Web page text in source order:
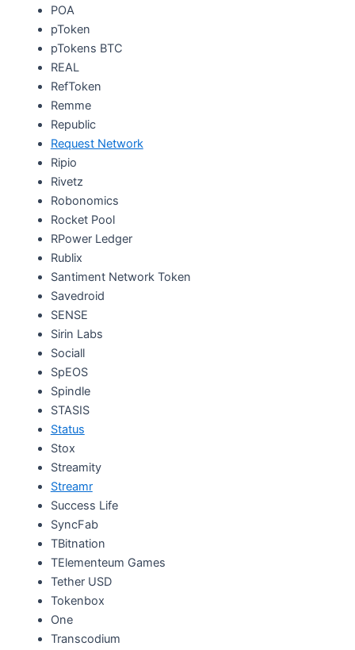
POA
pToken
pTokens BTC
REAL
RefToken
Remme
Republic
Request Network
Ripio
Rivetz
Robonomics
Rocket Pool
RPower Ledger
Rublix
Santiment Network Token
Savedroid
SENSE
Sirin Labs
Sociall
SpEOS
Spindle
STASIS
Status
Stox
Streamity
Streamr
Success Life
SyncFab
TBitnation
TElementeum Games
Tether USD
Tokenbox
One
Transcodium